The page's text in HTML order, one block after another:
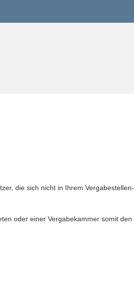
die sich nicht in Ihrem Vergabestellen-
oder einer Vergabekammer somit den